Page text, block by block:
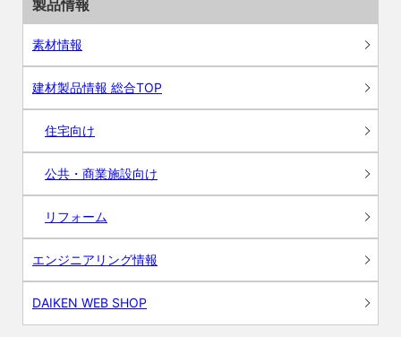
製品情報
素材情報
建材製品情報 総合TOP
住宅向け
公共・商業施設向け
リフォーム
エンジニアリング情報
DAIKEN WEB SHOP